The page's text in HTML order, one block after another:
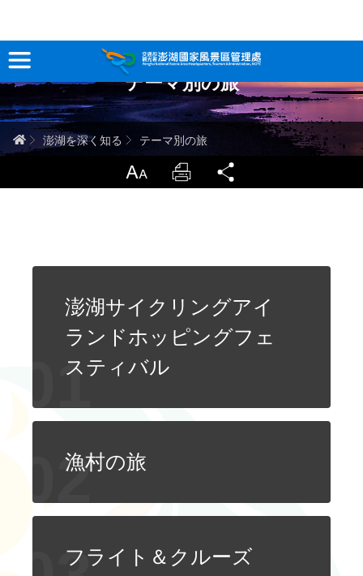
?????????????
観光情報
澎湖を深く知る
サイトマップ 中文版
English Tiếng Việt
ไทย
テーマ別の旅
ホーム
澎湖を深く知る テーマ別の旅
LargrType Print
澎湖サイクリングアイ
ランドホッピングフェ
スティバル
漁村の旅
フライト＆クルーズ